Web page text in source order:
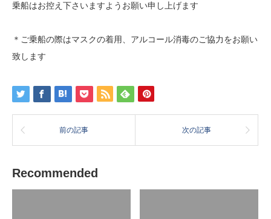
乗船はお控え下さいますようお願い申し上げます
＊ご乗船の際はマスクの着用、アルコール消毒のご協力をお願い
致します
前の記事 次の記事
Recommended